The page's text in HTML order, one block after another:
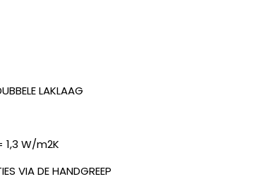
LAKLAAG
1,3 W/m2K
VIA DE HANDGREEP